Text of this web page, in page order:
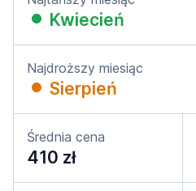
Kwiecień
Najdroższy miesiąc
Sierpień
Średnia cena
410 zł